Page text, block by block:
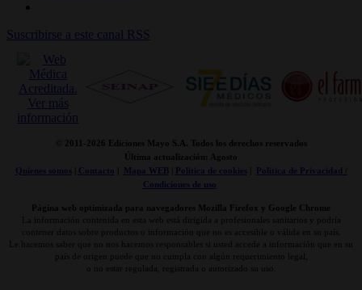
Suscribirse a este canal RSS
© 2011- 2026 Ediciones Mayo S.A. Todos los derechos reservados
Última actualización: Agosto
Quienes somos| Contacto Mapa WEB| Politica de cookies|
Politica de Privacidad /
Condiciones de uso
Página web optimizada para navegadores Mozilla Firefox y Google Chrome
La información contenida en esta web está dirigida a profesionales sanitarios y podría
contener datos sobre productos o información que no es accesible o válida en su país.
Le hacemos saber que no nos hacemos responsables si usted accede a información que en su
país de origen puede que no cumpla con algún requerimiento legal,
o no estar regulada, registrada o autorizado su uso.